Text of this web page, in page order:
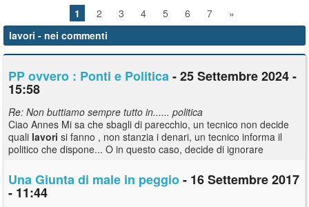
1 2 3 4 5 6 7
»
lavori - nei commenti
PP ovvero : Ponti e Politica- 25 Settembre 2024 -
15:58
Re: Non buttiamo sempre tutto in...... politica
Ciao Annes Mi sa che sbagli di parecchio, un tecnico non decide
quali lavori si fanno , non stanzia i denari, un tecnico informa il
politico che dispone... O in questo caso, decide di ignorare
Una Giunta di male in peggio- 16 Settembre 2017
- 11:44